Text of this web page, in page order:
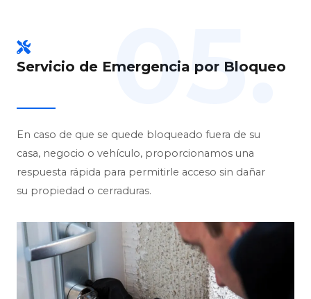
Servicio de Emergencia por Bloqueo
05.
En caso de que se quede bloqueado fuera de su
casa, negocio o vehículo, proporcionamos una
respuesta rápida para permitirle acceso sin dañar
su propiedad o cerraduras.